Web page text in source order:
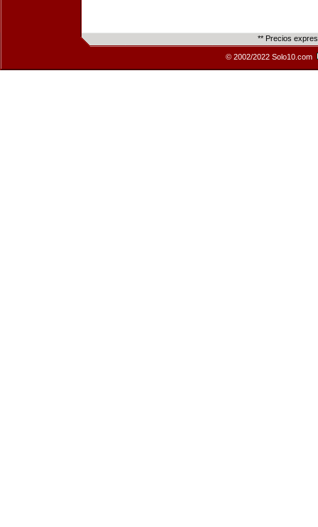
** Precios
© 2002/2022 Solo10.com